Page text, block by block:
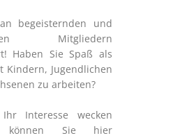
begeisternden und
Mitgliedern
Haben Sie Spaß als
Kindern, Jugendlichen
zu arbeiten?
Interesse wecken
können Sie hier